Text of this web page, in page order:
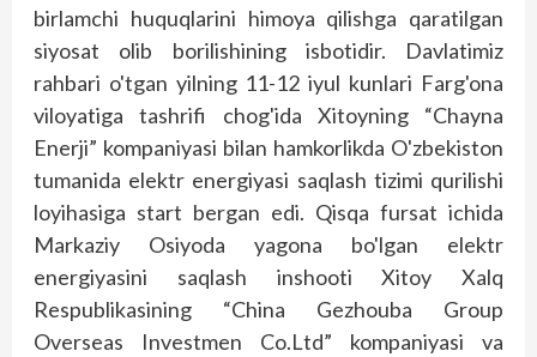
birlamchi huquqlarini himoya qilishga qaratilgan
siyosat olib borilishining isbotidir. Davlatimiz
rahbari o'tgan yilning 11-12 iyul kunlari Farg'ona
viloyatiga tashrifi chog'ida Xitoyning “Chayna
Enerji” kompaniyasi bilan hamkorlikda O'zbekiston
tumanida elektr energiyasi saqlash tizimi qurilishi
loyihasiga start bergan edi. Qisqa fursat ichida
Markaziy Osiyoda yagona bo'lgan elektr
energiyasini saqlash inshooti Xitoy Xalq
Respublikasining “China Gezhouba Group
Overseas Investmen Co.Ltd” kompaniyasi va